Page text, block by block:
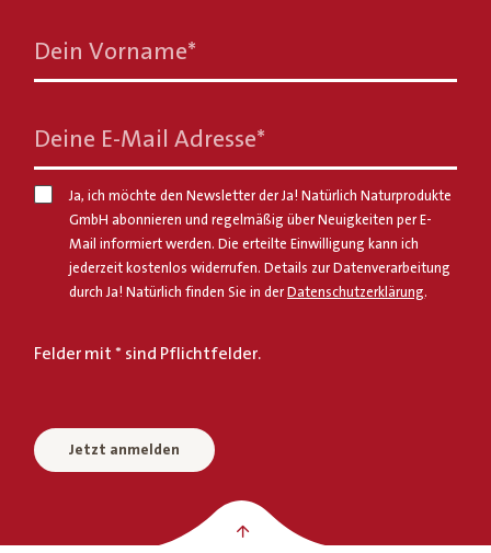
Dein Vorname*
Deine E-Mail Adresse*
Ja, ich möchte den Newsletter der Ja! Natürlich Naturprodukte
GmbH abonnieren und regelmäßig über Neuigkeiten per E-
Mail informiert werden. Die erteilte Einwilligung kann ich
jederzeit kostenlos widerrufen. Details zur Datenverarbeitung
durch Ja! Natürlich finden Sie in der Datenschutzerklärung.
Felder mit * sind Pflichtfelder.
Jetzt anmelden